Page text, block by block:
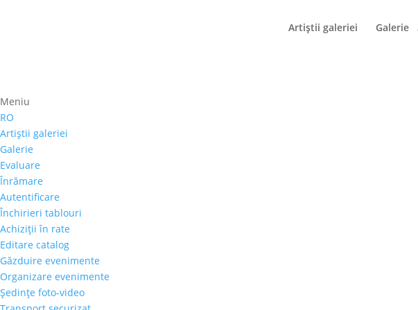
Artiştii galeriei Galerie
Meniu
RO
Artiştii galeriei
Galerie
Evaluare
Înrămare
Autentificare
Închirieri tablouri
Achiziţii în rate
Editare catalog
Găzduire evenimente
Organizare evenimente
Şedinţe foto-video